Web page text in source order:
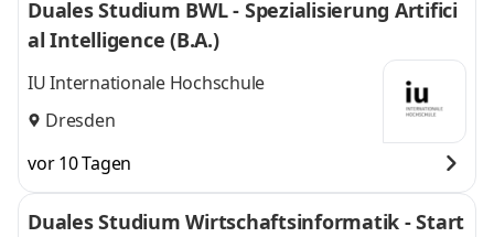
Duales Studium BWL - Spezialisierung Artifici
al Intelligence (B.A.)
IU Internationale Hochschule
Dresden
vor 10 Tagen
Duales Studium Wirtschaftsinformatik - Start